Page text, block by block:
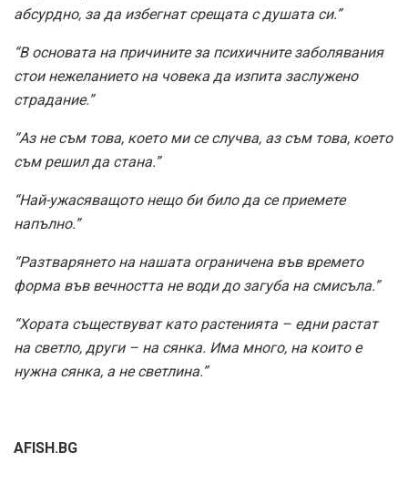
абсурдно, за да избегнат срещата с душата си.”
“В основата на причините за психичните заболявания
стои нежеланието на човека да изпита заслужено
страдание.”
“Аз не съм това, което ми се случва, аз съм това, което
съм решил да стана.”
“Най-ужасяващото нещо би било да се приемете
напълно.”
“Разтварянето на нашата ограничена във времето
форма във вечността не води до загуба на смисъла.”
“Хората съществуват като растенията – едни растат
на светло, други – на сянка. Има много, на които е
нужна сянка, а не светлина.”
AFISH.BG